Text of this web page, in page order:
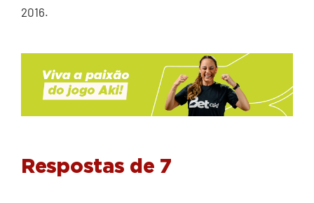
2016.
Respostas de 7